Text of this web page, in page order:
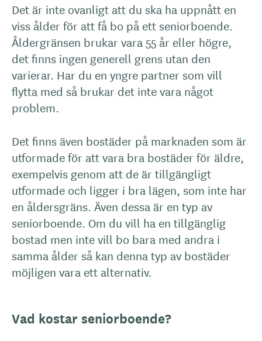
Det är inte ovanligt att du ska ha uppnått en
viss ålder för att få bo på ett seniorboende.
Åldergränsen brukar vara 55 år eller högre,
det finns ingen generell grens utan den
varierar. Har du en yngre partner som vill
flytta med så brukar det inte vara något
problem.
Det finns även bostäder på marknaden som är
utformade för att vara bra bostäder för äldre,
exempelvis genom att de är tillgängligt
utformade och ligger i bra lägen, som inte har
en åldersgräns. Även dessa är en typ av
seniorboende. Om du vill ha en tillgänglig
bostad men inte vill bo bara med andra i
samma ålder så kan denna typ av bostäder
möjligen vara ett alternativ.
Vad kostar seniorboende?